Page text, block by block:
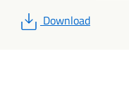
PDF
Download